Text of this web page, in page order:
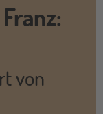
von